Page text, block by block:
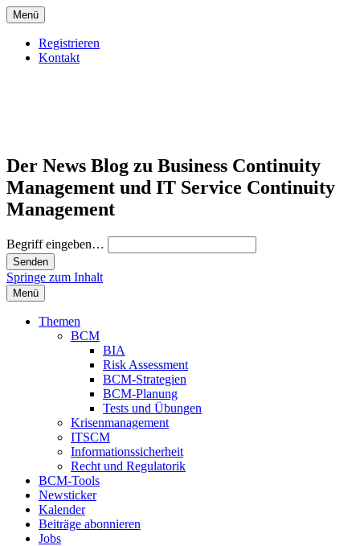
Menü
Registrieren
Kontakt
Der News Blog zu Business Continuity
Management und IT Service Continuity
Management
Begriff eingeben…
Springe zum Inhalt
Menü
Themen
BCM
BIA
Risk Assessment
BCM-Strategien
BCM-Planung
Tests und Übungen
Krisenmanagement
ITSCM
Informationssicherheit
Recht und Regulatorik
BCM-Tools
Newsticker
Kalender
Beiträge abonnieren
Jobs